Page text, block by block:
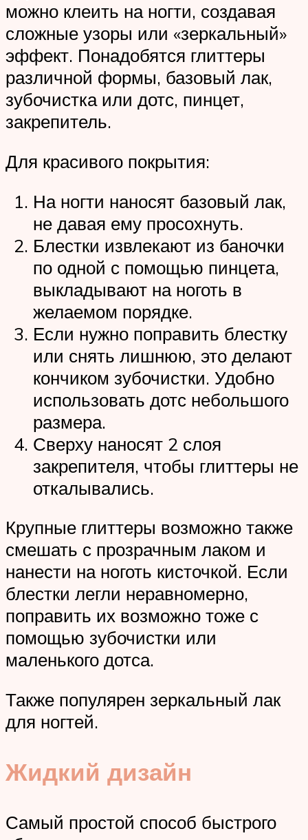
можно клеить на ногти, создавая
сложные узоры или «зеркальный»
эффект. Понадобятся глиттеры
различной формы, базовый лак,
зубочистка или дотс, пинцет,
закрепитель.
Для красивого покрытия:
На ногти наносят базовый лак,
не давая ему просохнуть.
Блестки извлекают из баночки
по одной с помощью пинцета,
выкладывают на ноготь в
желаемом порядке.
Если нужно поправить блестку
или снять лишнюю, это делают
кончиком зубочистки. Удобно
использовать дотс небольшого
размера.
Сверху наносят 2 слоя
закрепителя, чтобы глиттеры не
откалывались.
Крупные глиттеры возможно также
смешать с прозрачным лаком и
нанести на ноготь кисточкой. Если
блестки легли неравномерно,
поправить их возможно тоже с
помощью зубочистки или
маленького дотса.
Также популярен зеркальный лак
для ногтей.
Жидкий дизайн
Самый простой способ быстрого